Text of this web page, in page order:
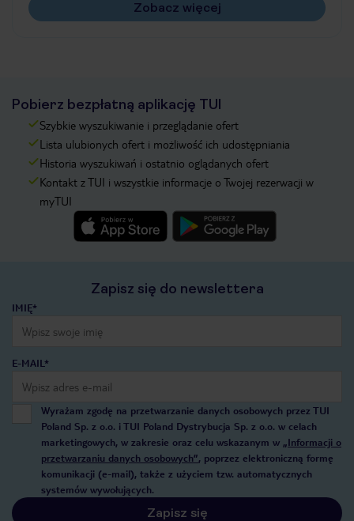
Zobacz więcej
Pobierz bezpłatną aplikację TUI
Szybkie wyszukiwanie i przeglądanie ofert
Lista ulubionych ofert i możliwość ich udostępniania
Historia wyszukiwań i ostatnio oglądanych ofert
Kontakt z TUI i wszystkie informacje o Twojej rezerwacji w
myTUI
Zapisz się do newslettera
IMIĘ*
E-MAIL*
Wyrażam zgodę na przetwarzanie danych osobowych przez TUI
Poland Sp. z o.o. i TUI Poland Dystrybucja Sp. z o.o. w celach
marketingowych, w zakresie oraz celu wskazanym w „Informacji o
przetwarzaniu danych osobowych”, poprzez elektroniczną formę
komunikacji (e-mail), także z użyciem tzw. automatycznych
systemów wywołujących.
Zapisz się